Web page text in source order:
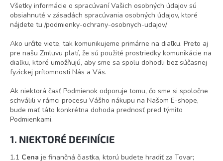
Všetky informácie o spracúvaní Vašich osobných údajov sú
obsiahnuté v zásadách spracúvania osobných údajov, ktoré
nájdete tu /podmienky-ochrany-osobnych-udajov/.
Ako určite viete, tak komunikujeme primárne na diaľku. Preto aj
pre našu Zmluvu platí, že sú použité prostriedky komunikácie na
diaľku, ktoré umožňujú, aby sme sa spolu dohodli bez súčasnej
fyzickej prítomnosti Nás a Vás.
Ak niektorá časť Podmienok odporuje tomu, čo sme si spoločne
schválili v rámci procesu Vášho nákupu na Našom E-shope,
bude mať táto konkrétna dohoda prednosť pred týmito
Podmienkami.
1. NIEKTORÉ DEFINÍCIE
1.1 Cena je finančná čiastka, ktorú budete hradiť za Tovar;